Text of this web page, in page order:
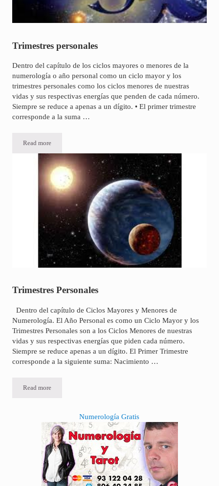
Trimestres personales
Dentro del capítulo de los ciclos mayores o menores de la
numerología o año personal como un ciclo mayor y los
trimestres personales como los ciclos menores de nuestras
vidas y sus respectivas energías que penden de cada número.
Siempre se reduce a apenas a un dígito. • El primer trimestre
corresponde a la suma …
Read moreTrimestres personales
Trimestres Personales
Dentro del capítulo de Ciclos Mayores y Menores de
Numerología. El Año Personal es como un Ciclo Mayor y los
Trimestres Personales son a los Ciclos Menores de nuestras
vidas y sus respectivas energías que piden cada número.
Siempre se reduce apenas a un dígito. El Primer Trimestre
corresponde a la siguiente suma: Nacimiento …
Read moreTrimestres Personales
Sidebar Numerología Gratis